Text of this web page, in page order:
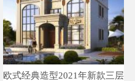
欧式经典造型2021年新款三层